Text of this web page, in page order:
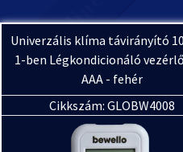
Univerzális klíma távirányító
1-ben Légkondicionáló
AAA - fehér
Cikkszám: GLOBW4008